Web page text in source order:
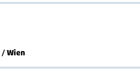
/ Wien